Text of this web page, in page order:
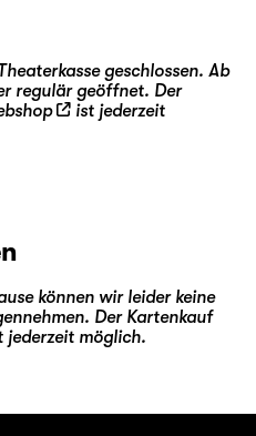
geschlossen. Ab
regulär geöffnet. Der
ist jederzeit
können wir leider keine
Der Kartenkauf
jederzeit möglich.